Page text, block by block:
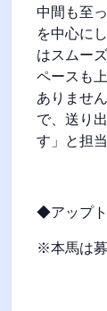
中間も至
を中心に
はスムー
ペースも
ありませ
で、送り
す」と担当
◆アップト
※本馬は募